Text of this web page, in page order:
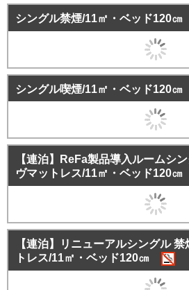
シングル禁煙/11㎡・ベッド120㎝
シングル喫煙/11㎡・ベッド120㎝
【連泊】ReFa製品導入ルームシ
ヴマットレス/11㎡・ベッド120㎝
【連泊】リニューアルシングル
トレス/11㎡・ベッド120㎝